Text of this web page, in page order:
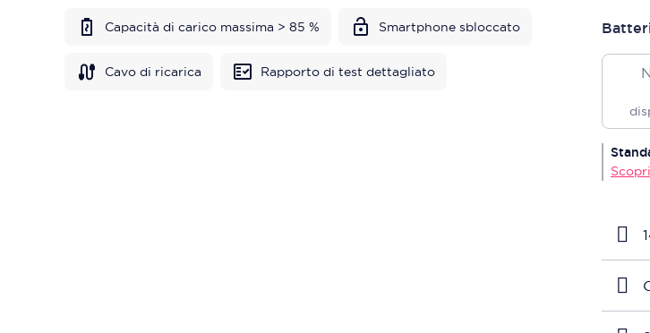
Capacità di carico massima > 85 % Smartphone sbloccato
Cavo di ricarica Rapporto di test dettagliato